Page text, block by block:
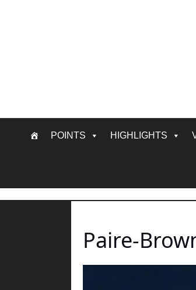
POINTS HIGHLIGHTS
Paire-